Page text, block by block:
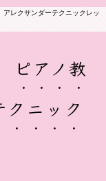
レクサンダーテクニックレッ
アノ教
ニック